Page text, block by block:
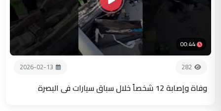
00:44
282
2026-02-13
وفاة وإصابة 12 شخصاً خلال سباق سيارات في البصرة